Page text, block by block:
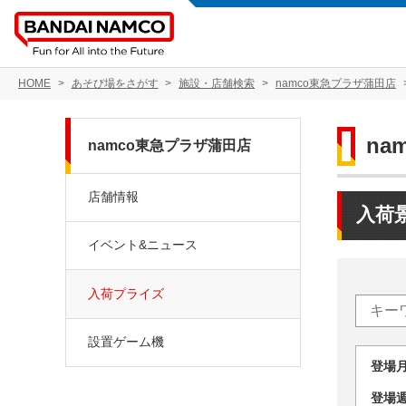
HOME あそび場をさがす 施設・店舗検索 namco東急プラザ蒲田店
入荷
登
登
namco東急プラザ蒲田店
店舗情報
イベント&ニュース
入荷プライズ
設置ゲーム機